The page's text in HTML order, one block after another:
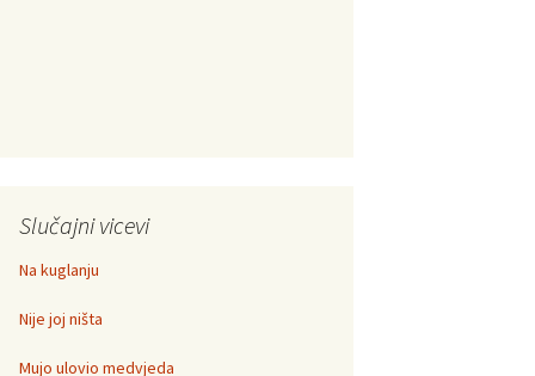
Slučajni vicevi
Na kuglanju
Nije joj ništa
Mujo ulovio medvjeda